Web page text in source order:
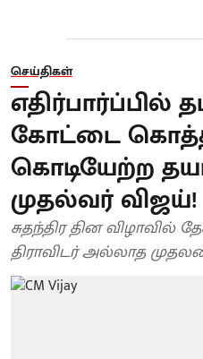
செய்திகள்
எதிர்பார்ப்பில்
கோட்டை
கொடியேற்ற
முதல்வர் விஜய்!
சுதந்திர தின விழாவில்
திராவிடர் அல்லாத